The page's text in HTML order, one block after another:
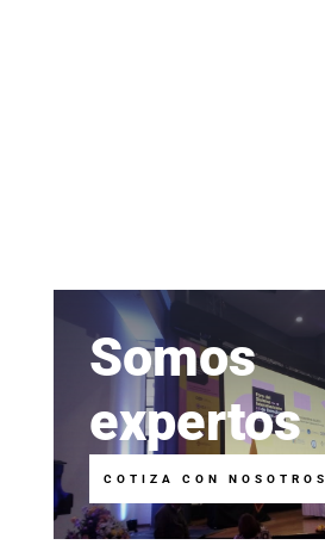
Somos
expertos
COTIZA CON NOSOTROS